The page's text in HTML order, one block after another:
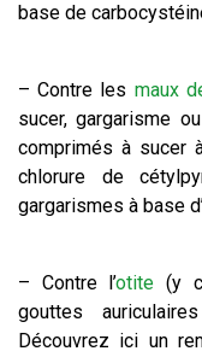
base de
– Contre les maux
sucer, gargarisme
comprimés à sucer
chlorure de
gargarismes à base
– Contre l’otite (y
gouttes
Découvrez ici un